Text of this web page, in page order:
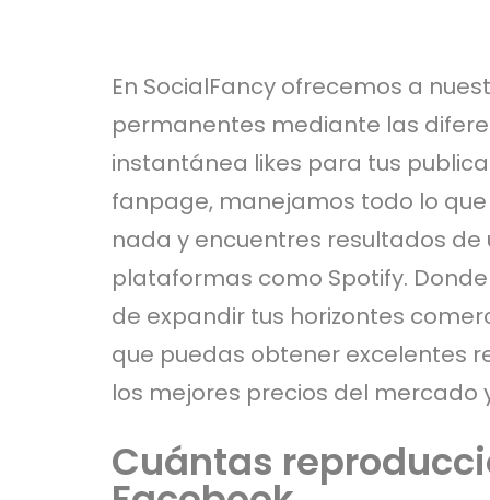
En SocialFancy ofrecemos a
permanentes mediante las
instantánea likes para tus
fanpage, manejamos todo lo
nada y encuentres resultados
plataformas como Spotify.
de expandir tus horizontes
que puedas obtener excelentes
los mejores precios del
Cuántas